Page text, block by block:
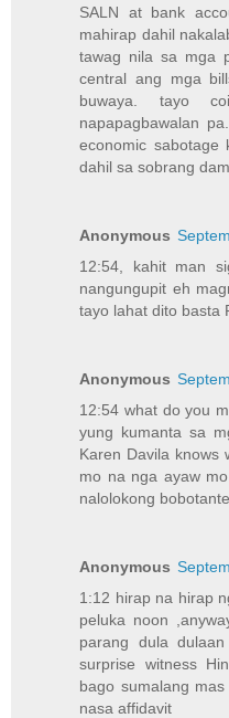
SALN at bank
mahirap dahil
tawag nila sa mga
central ang mga
buwaya. tayo
napapagbawalan
economic sabotage
dahil sa sobrang
Anonymous
12:54, kahit man
nangungupit eh
tayo lahat dito basta
Anonymous
12:54 what do you
yung kumanta sa
Karen Davila knows
mo na nga ayaw
nalolokong bobotante
Anonymous
1:12 hirap na hirap
peluka noon
parang dula
surprise witness
bago sumalang
nasa affidavit